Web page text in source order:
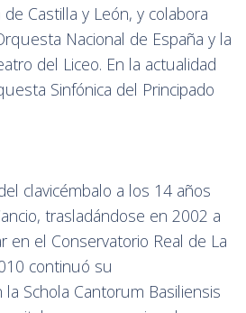
Castilla y León, y colabora
Nacional de España y la
del Liceo. En la actualidad
Sinfónica del Principado
clavicémbalo a los 14 años
trasladándose en 2002 a
en el Conservatorio Real de La
continuó su
Schola Cantorum Basiliensis